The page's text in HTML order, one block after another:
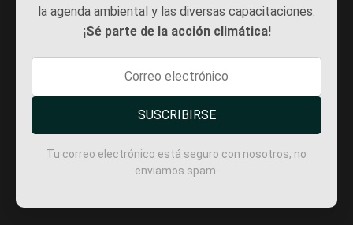
la agenda ambiental y las diversas capacitaciones.
¡Sé parte de la acción climática!
SUSCRIBIRSE
Tu correo electrónico está seguro con nosotros; no
enviamos spam.